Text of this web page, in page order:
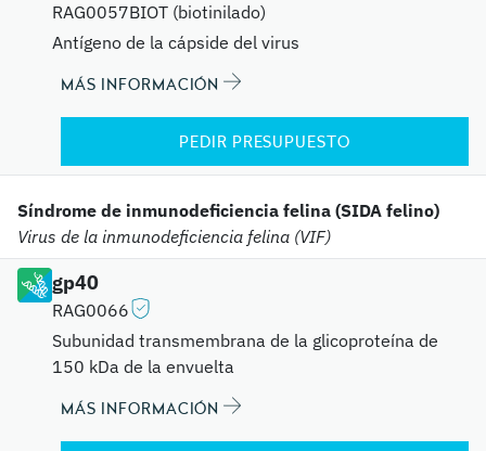
RAG0057BIOT (biotinilado)
Antígeno de la cápside del virus
MÁS INFORMACIÓN
PEDIR PRESUPUESTO
Síndrome de inmunodeficiencia felina (SIDA felino)
Virus de la inmunodeficiencia felina (VIF)
gp40
RAG0066
Subunidad transmembrana de la glicoproteína de
150 kDa de la envuelta
MÁS INFORMACIÓN